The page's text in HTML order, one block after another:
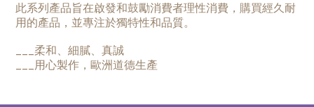
此系列產品旨在啟發和鼓勵消費者理性消費，購買經久耐
用的產品，並專注於獨特性和品質。
___柔和、細膩、真誠
___用心製作，歐洲道德生產